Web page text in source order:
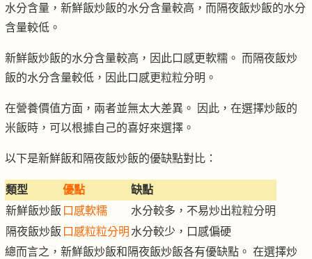
水分含量，新鮮飯炒飯的水分含量較高，而隔夜飯炒飯的水分
含量較低。
新鮮飯炒飯的水分含量較高，因此口感更軟糯。 而隔夜飯炒
飯的水分含量較低，因此口感更粒粒分明。
在營養價值方面，兩者並無太大差異。 因此，在選擇炒飯的
米飯時，可以根據自己的喜好來選擇。
以下是新鮮飯和隔夜飯炒飯的優缺點對比：
類型 優點
缺點
新鮮飯炒飯 口感軟糯
水分較多，不易炒出粒粒分明
隔夜飯炒飯 口感粒粒分明 水分較少，口感偏硬
總而言之，新鮮飯炒飯和隔夜飯炒飯各有優缺點。 在選擇炒